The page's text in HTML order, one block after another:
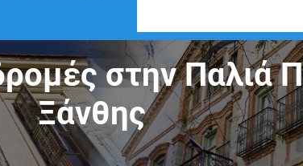
στην Παλιά
Ξάνθης